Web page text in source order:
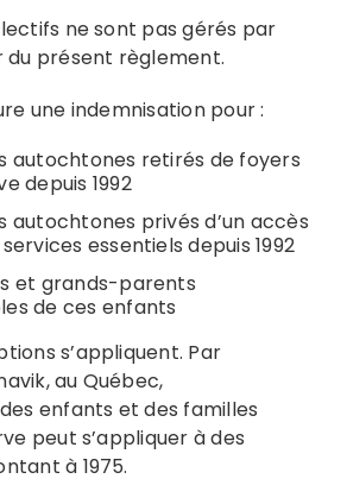
ne sont pas gérés par
du présent règlement.
une indemnisation pour :
autochtones retirés de foyers
depuis 1992
autochtones privés d’un accès
essentiels depuis 1992
et grands-parents
de ces enfants
s’appliquent. Par
au Québec,
enfants et des familles
peut s’appliquer à des
à 1975.